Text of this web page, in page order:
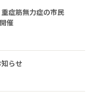
症筋無力症の市民
催
らせ